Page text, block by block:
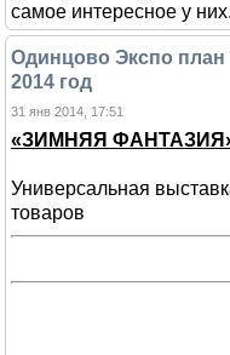
самое интересное у
Одинцово Экспо
2014 год
31 янв 2014, 17:51
«ЗИМНЯЯ
Универсальная
товаров